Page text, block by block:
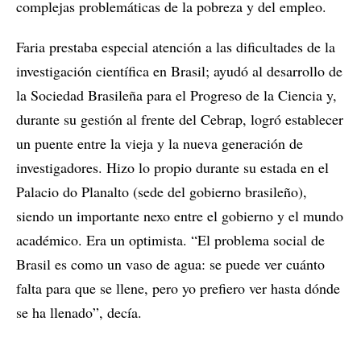
complejas problemáticas de la pobreza y del empleo.
Faria prestaba especial atención a las dificultades de la
investigación científica en Brasil; ayudó al desarrollo de
la Sociedad Brasileña para el Progreso de la Ciencia y,
durante su gestión al frente del Cebrap, logró establecer
un puente entre la vieja y la nueva generación de
investigadores. Hizo lo propio durante su estada en el
Palacio do Planalto (sede del gobierno brasileño),
siendo un importante nexo entre el gobierno y el mundo
académico. Era un optimista. “El problema social de
Brasil es como un vaso de agua: se puede ver cuánto
falta para que se llene, pero yo prefiero ver hasta dónde
se ha llenado”, decía.